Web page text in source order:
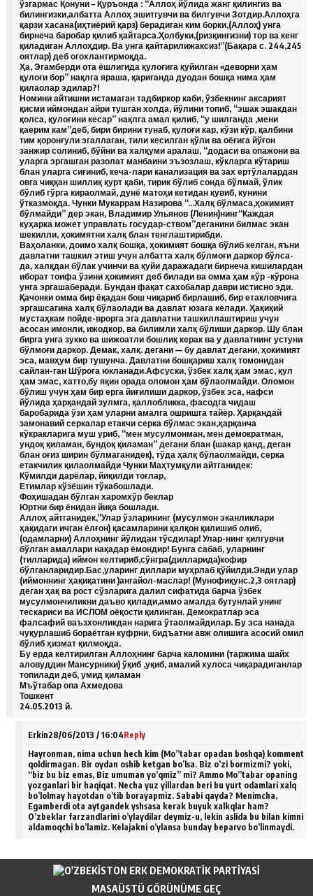
ўзгармас Қонуни – Қуръонда : “Аллоҳ йўлида жанг қилингиз ва
билингизки,албатта Аллоҳ эшитгувчи ва билгувчи Зотдир.Аллоҳга
қарзи хасана(иҳтиёрий қарз) берадиган ким борки,(Аллоҳ) унга
бирнеча баробар қилиб қайтарса.Ҳолбуки,(ризқингизни) тор ва кенг
қиладиган Аллоҳдир. Ва унга қайтарилижаксиз!”(Бақара с. 244,245
оятлар) деб огохлантирмоқда.
Ҳа, Эгамберди ота ёшлигида қулоғига қуйилган «деворни ҳам
қулоғи бор” нақлга яраша, қариганда дуодан бошқа нима ҳам
қилаолар эдилар?!
Номини айтишни истамаган тадбиркор каби, ўзбекнинг аксарият
қисми иймондан айри тушган холда, йўлини топиб, “эшак эшакдан
қолса, қулоғини кесар” нақлга амал қилиб, “у шилганда ,мени
қаерим кам”деб, бири бирини тунаб, қулоғи кар, кўзи кўр, қалбини
тим қоронғули эгаллаган, тили кесилган қўли ва оёғига йўғон
занжир солиниб, бўйни ва халқуми аралаш, “додаси ва опажони ва
уларга эргашган разолат манбаини эъзозлаш, кўкларга кўтариш
блан уларга сиғиниб, кеча-лари канализация ва зах ертўлалардан
овга чиққан шиллиқ қурт қаби, тирик бўлиб сонда бўлмай, ўлик
бўлиб гўрга кираолмай, дунё матоҳи кетидан қувиб, кунини
ўтказмоқда. Чунки Мукаррам Назирова “…Халқ бўлмаса,ҳокимият
бўлмайди” дер экан, Владимир Ульянов (Ленин)нинг“Каждая
куҳарка может управлать государ-ством”деганини билмас экан
шекилли, ҳокимятни халқ блан тенглаштирибди.
Ваҳоланки, доимо халқ бошқа, ҳокимият бошқа бўлиб келган, яъни
давлатни ташкил этиш учун албатта халқ бўлмоғи даркор бўлса-
да, халқдан бўлак учинчи ва қуйи даражадаги бирнеча кишилардан
иборат тоифа ўзини ҳокимият деб билади ва омма ҳам кўр -кўрона
унга эргашаберади. Бундан фақат сахобалар даври истисно эди.
Қачонки омма бир ёқадан бош чиқариб бирлашиб, бир етакловчига
эргашсагина халқ бўлаолади ва давлат юзага келади. Ҳақиқий
мустаҳкам пойде-врорга эга давлатни ташкиллаштириш учун
асосан имонли, ижодкор, ва билимли халқ бўлиши даркор. Шу блан
бирга унга зукко ва шижоатли бошлиқ керак ва у давлатнинг устуни
бўлмоғи даркор. Демак, халқ. дегани — бу давлат дегани, ҳокимият
эса, мавҳум бир тушунча. Давлатни бошқариш халқ томонидан
сайлан-ган Шўрога юкланади.Афсуски, ўзбек халқ ҳам эмас, қул
ҳам эмас, хатто,бу яқин орада оломон ҳам бўлаолмайди. Оломон
бўлиш учун ҳам бир ерга йиғилиши даркор, ўзбек эса, нафси
йўлида ҳарқандай зулмга, қаллобликка, фасодга чидаш
баробарида ўзи ҳам уларни амалга ошришга тайёр. Ҳарқандай
замонавий серкалар етакчи серка бўлмас экан,ҳарқанча
кўкракларига муш уриб, “мен мусулмонман, мен демократман,
ундоқ қиламан, бундоқ қиламан” дегани блан (шакар қанд, деган
блан оғиз ширин бўлмаганидек), тўда ҳалқ бўлаолмайди, серка
етакчилик қилаолмайди Чунки Маҳтумқули айтганидек:
Кўмилди дарёлар, йиқилди тоғлар,
Етимлар кўзёшин тўкабошлади.
Фоҳишадан бўлган харомхўр беклар
Юртни бир ёнидан йиқа бошлади.
Аллоҳ айтганидек,“Улар ўзларининг (мусулмон эканликлари
ҳақидаги ичган ёлғон) қасамларини қалқон қилишиб олиб,
(одамларни) Аллоҳнинг йўлидан тўсдилар! Улар-нинг қилгувчи
бўлган амаллари нақадар ёмондир! Бунга сабаб, уларнинг
(тилларида) иймон келтириб,сўнгра(дилларида)кофир
бўлганларидир.Бас,уларинг диллари муҳрлаб қўйилди.Энди улар
(иймоннинг ҳақиқатини )ангайол-маслар! (Мунофиқунс.2,3 оятлар)
деган ҳақ ва рост сўзларига далил сифатида барча ўзбек
мусулмончиликни даъво қилади,аммо амалда бутунлай унинг
тескариси ва ИСЛОМ оёқости қилинган. Демократлар эса
фалсафий ваъзхонликдан нарига ўтаолмайдилар. Бу эса нанада
чуқурлашиб бораётган куфрни, бидъатни авж олишига асосий омил
бўлиб ҳизмат қилмоқда.
Бу ерда келтирилган Аллоҳнинг барча каломини (таржима шайх
аловуддин Мансурники) ўқиб ,уқиб, амалий хулоса чиқарадиганлар
топилади деб, умид қиламан
Мъўтабар опа Ахмедова
Тошкент
24.05.2013 й.
Erkin28/06/2013 / 16:04Reply
Hayronman, nima uchun hech kim (Mo”tabar opadan boshqa) komment
qoldirmagan. Bir oydan oshib ketgan bo’lsa. Biz o’zi bormizmi? yoki,
“biz bu biz emas, Biz umuman yo’qmiz” mi? Ammo Mo”tabar opaning
yozganlari bir haqiqat. Necha yuz yillardan beri bu yurt odamlari xalq
bo’lolmay hayotdan o’tib borayapmiz. Sababi qayda? Menimcha,
Egamberdi ota aytgandek yshsasa kerak buyuk xalkqlar ham?
O’zbeklar farzandlarini o’ylaydilar deymiz-u, lekin aslida bu bilan kimni
aldamoqchi bo’lamiz. Kelajakni o’ylansa bunday beparvo bo’linmaydi.
MASAÜSTÜ GÖRÜNÜME GEÇ